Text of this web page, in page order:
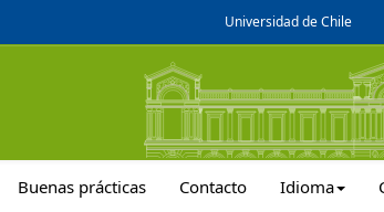
Universidad de Chile
Buenas prácticas Contacto Idioma